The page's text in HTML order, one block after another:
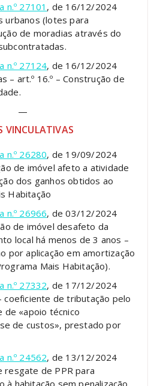
n.º 27101 , de 16/12/2024
urbanos (lotes para
de moradias através do
n.º 27124, de 16/12/2024
– art.º 16.º – Construção de
—
VINCULATIVAS
n.º 26280, de 19/09/2024
de imóvel afeto a atividade
dos ganhos obtidos ao
Habitação
n.º 26966, de 03/12/2024
de imóvel desafeto da
local há menos de 3 anos –
por aplicação em amortização
Mais Habitação).
n.º 27332, de 17/12/2024
coeficiente de tributação pelo
de «apoio técnico
de custos», prestado por
n.º 24562, de 13/12/2024
resgate de PPR para